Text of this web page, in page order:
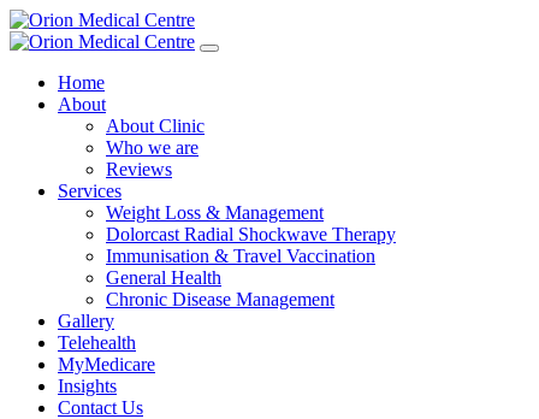
Home
About
About Clinic
Who we are
Reviews
Services
Weight Loss & Management
Dolorcast Radial Shockwave Therapy
Immunisation & Travel Vaccination
General Health
Chronic Disease Management
Gallery
Telehealth
MyMedicare
Insights
Contact Us